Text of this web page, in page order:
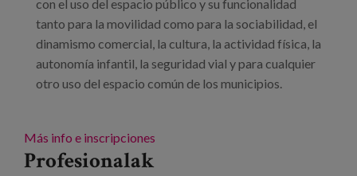
con el uso del espacio público y su funcionalidad
tanto para la movilidad como para la sociabilidad, el
dinamismo comercial, la cultura, la actividad física, la
autonomía infantil, la seguridad vial y para cualquier
otro uso del espacio común de los municipios.
Más info e inscripciones
Profesionalak